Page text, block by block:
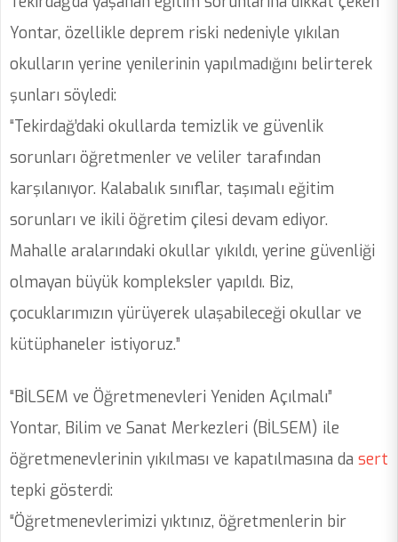
Yontar, özellikle deprem riski nedeniyle yıkılan
okulların yerine yenilerinin yapılmadığını belirterek
şunları söyledi:
“Tekirdağ’daki okullarda temizlik ve güvenlik
sorunları öğretmenler ve veliler tarafından
karşılanıyor. Kalabalık sınıflar, taşımalı eğitim
sorunları ve ikili öğretim çilesi devam ediyor.
Mahalle aralarındaki okullar yıkıldı, yerine güvenliği
olmayan büyük kompleksler yapıldı. Biz,
çocuklarımızın yürüyerek ulaşabileceği okullar ve
kütüphaneler istiyoruz.”
“BİLSEM ve Öğretmenevleri Yeniden Açılmalı”
Yontar, Bilim ve Sanat Merkezleri (BİLSEM) ile
öğretmenevlerinin yıkılması ve kapatılmasına da sert
tepki gösterdi:
“Öğretmenevlerimizi yıktınız, öğretmenlerin bir